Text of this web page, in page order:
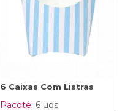
6 Caixas Com Listras
Pacote: 6 uds